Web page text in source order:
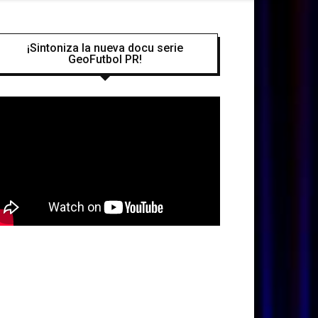
¡Sintoniza la nueva docu serie
GeoFutbol PR!